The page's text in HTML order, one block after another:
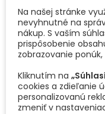
Cena je uvedená za
Ľavé ukončenie
Pravé ukončenie
DETAILY PRODUKTU
Na našej stránke
nevyhnutné na
nákup. S vaším
prispôsobenie
zobrazovanie
Kliknutím na
cookies a zdieľanie
personalizovanú
zmeniť v